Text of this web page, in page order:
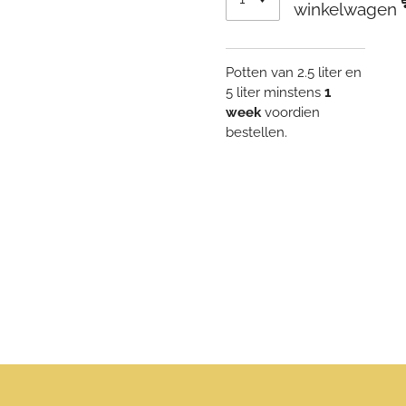
winkelwagen
Potten van 2.5 liter en
5 liter minstens 1
weekvoordien
bestellen.